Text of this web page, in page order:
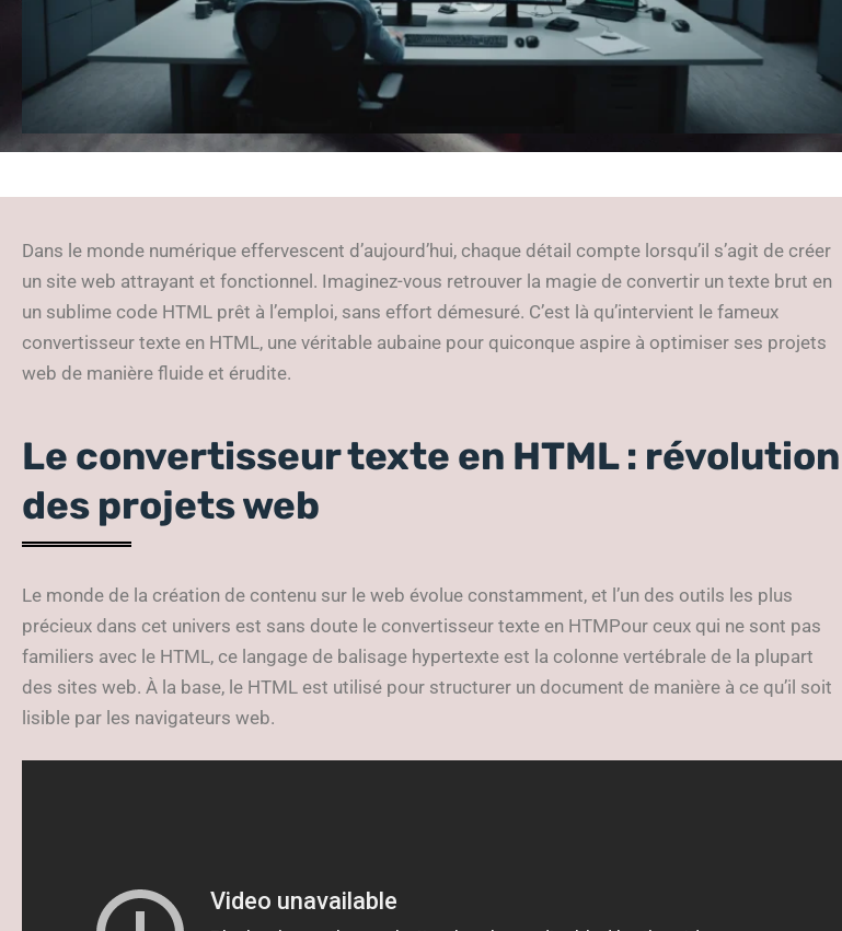
Dans le monde numérique effervescent d’aujourd’hui, chaque détail compte lorsqu’il s’agit de créer
un site web attrayant et fonctionnel. Imaginez-vous retrouver la magie de convertir un texte brut en
un sublime code HTML prêt à l’emploi, sans effort démesuré. C’est là qu’intervient le fameux
convertisseur texte en HTML, une véritable aubaine pour quiconque aspire à optimiser ses projets
web de manière fluide et érudite.
Le convertisseur texte en HTML : révolution
des projets web
Le monde de la création de contenu sur le web évolue constamment, et l’un des outils les plus
précieux dans cet univers est sans doute le convertisseur texte en HTMPour ceux qui ne sont pas
familiers avec le HTML, ce langage de balisage hypertexte est la colonne vertébrale de la plupart
des sites web. À la base, le HTML est utilisé pour structurer un document de manière à ce qu’il soit
lisible par les navigateurs web.